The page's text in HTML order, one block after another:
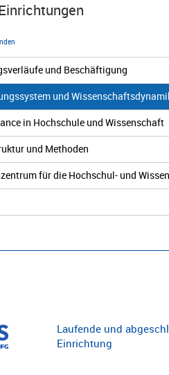
und Beschäftigung
und
in Hochschule und Wissenschaft
und Methoden
für die Hochschul- und
Laufende und
Einrichtung